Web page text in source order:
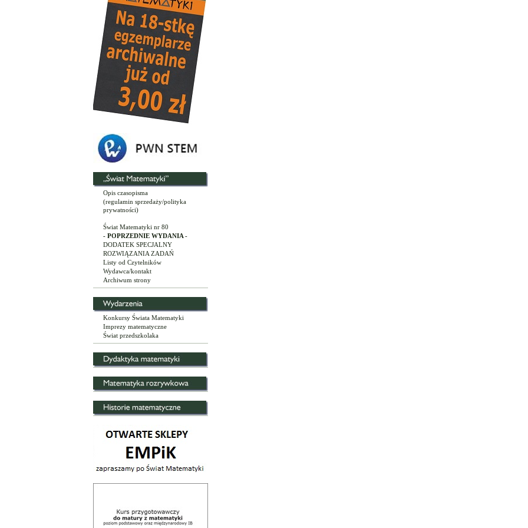
Opis czasopisma
(regulamin sprzedaży/polityka
prywatności)
Świat Matematyki nr 80
- POPRZEDNIE WYDANIA -
DODATEK SPECJALNY
ROZWIĄZANIA ZADAŃ
Listy od Czytelników
Wydawca/kontakt
Archiwum strony
Konkursy Świata Matematyki
Imprezy matematyczne
Świat przedszkolaka